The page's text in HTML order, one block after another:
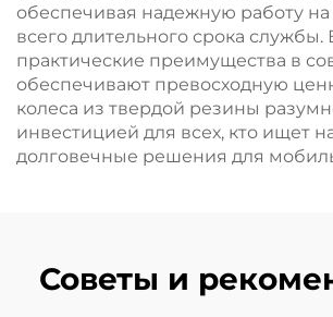
обеспечивая надежную работу
всего длительного срока службы.
практические преимущества в
обеспечивают превосходную
колеса из твердой резины
инвестицией для всех, кто ищет
долговечные решения для
Советы и